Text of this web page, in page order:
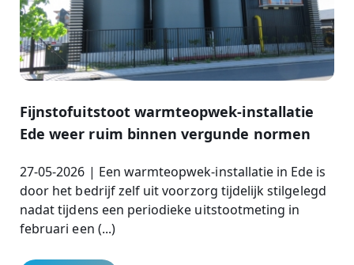
Fijnstofuitstoot warmteopwek-installatie
Ede weer ruim binnen vergunde normen
27-05-2026 | Een warmteopwek-installatie in Ede is
door het bedrijf zelf uit voorzorg tijdelijk stilgelegd
nadat tijdens een periodieke uitstootmeting in
februari een (...)